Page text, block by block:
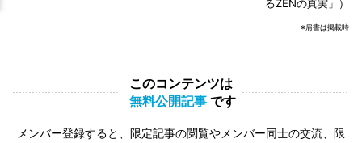
るZENの真実」）
※肩書は掲載時
このコンテンツは
無料公開記事 です
メンバー登録すると、限定記事の閲覧やメンバー同士の交流、限